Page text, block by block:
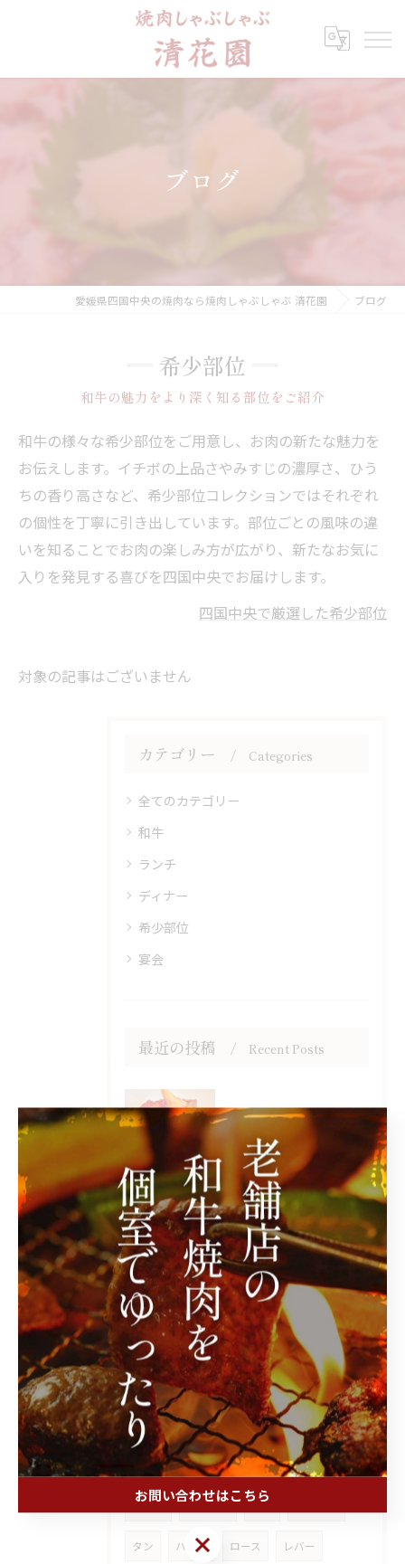
ブログ
愛媛県四国中央の焼肉なら焼肉しゃぶしゃぶ 清花園 ブログ
希少部位
和牛の魅力をより深く知る部位をご紹介
和牛の様々な希少部位をご用意し、お肉の新たな魅力を
お伝えします。イチボの上品さやみすじの濃厚さ、ひう
ちの香り高さなど、希少部位コレクションではそれぞれ
の個性を丁寧に引き出しています。部位ごとの風味の違
いを知ることでお肉の楽しみ方が広がり、新たなお気に
入りを発見する喜びを四国中央でお届けします。
四国中央で厳選した希少部位
対象の記事はございません
カテゴリー Categories
全てのカテゴリー
和牛
ランチ
ディナー
希少部位
宴会
最近の投稿 Recent Posts
2025/11/01
おすすめキムチ
2025/08/01
和牛まるちょう
2025/07/09
清花園のハラミがおいしいのは
タグ Tags
国産牛 四国中央 焼肉
タン ハラミ ロース レバー
お問い合わせはこちら
お問い合わせはこちら